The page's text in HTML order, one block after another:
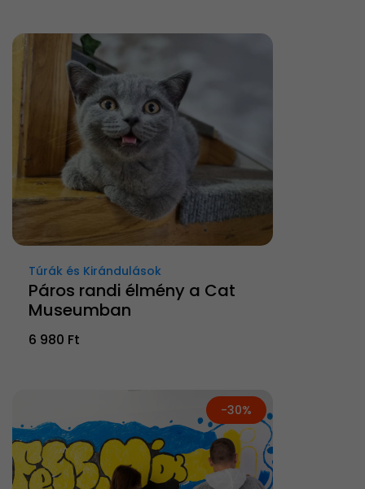
Túrák és Kirándulások
Páros randi élmény a Cat
Museumban
6 980 Ft
-30%